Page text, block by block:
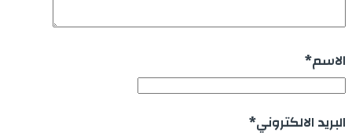
الاسم*
البريد الالكتروني*